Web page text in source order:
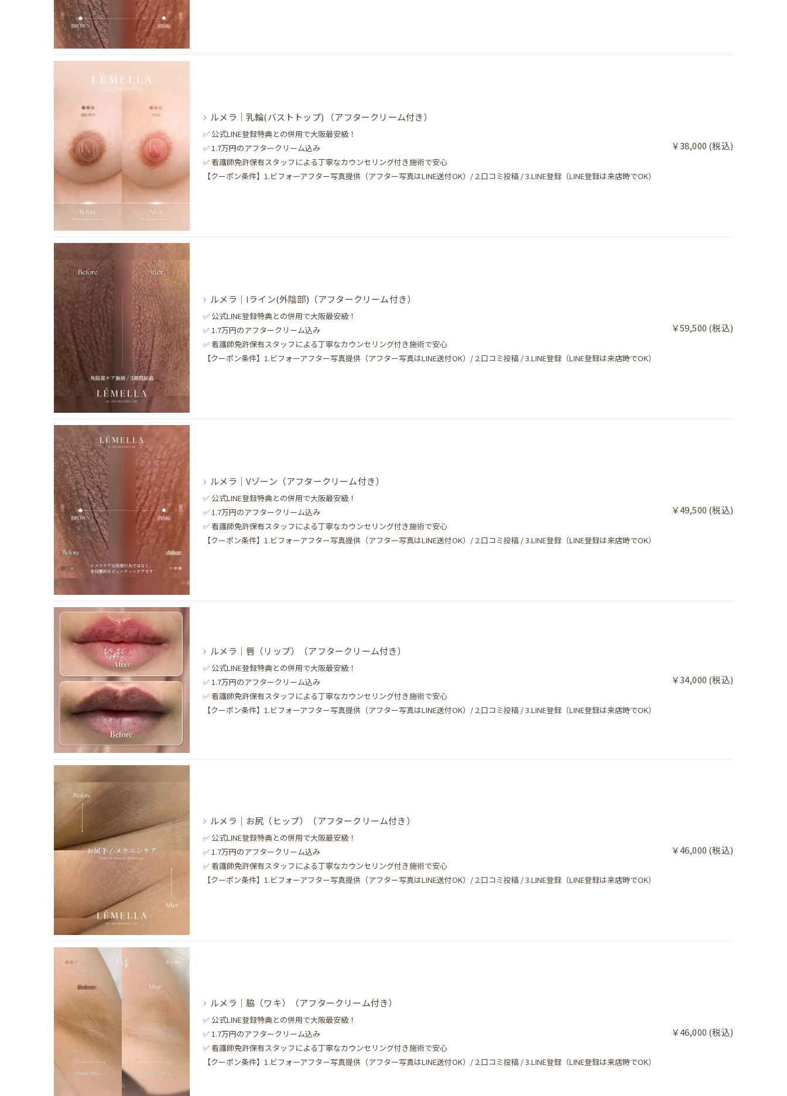
ルメラ｜乳輪(バストトップ) （アフタークリーム付き）
✅ 公式LINE登録特典との併用で大阪最安級！
✅ 1.7万円のアフタークリーム込み
✅ 看護師免許保有スタッフによる丁寧なカウンセリング付き施術で安心
【クーポン条件】1.ビフォーアフター写真提供（アフター写真はLINE送付OK）/ 2.口コミ投稿 / 3.LINE登録（LINE登録は来店時でOK）
￥38,000 (税込)
ルメラ｜Iライン(外陰部)（アフタークリーム付き）
✅ 公式LINE登録特典との併用で大阪最安級！
✅ 1.7万円のアフタークリーム込み
✅ 看護師免許保有スタッフによる丁寧なカウンセリング付き施術で安心
【クーポン条件】1.ビフォーアフター写真提供（アフター写真はLINE送付OK）/ 2.口コミ投稿 / 3.LINE登録（LINE登録は来店時でOK）
￥59,500 (税込)
ルメラ｜Vゾーン（アフタークリーム付き）
✅ 公式LINE登録特典との併用で大阪最安級！
✅ 1.7万円のアフタークリーム込み
✅ 看護師免許保有スタッフによる丁寧なカウンセリング付き施術で安心
【クーポン条件】1.ビフォーアフター写真提供（アフター写真はLINE送付OK）/ 2.口コミ投稿 / 3.LINE登録（LINE登録は来店時でOK）
￥49,500 (税込)
ルメラ｜唇（リップ）（アフタークリーム付き）
✅ 公式LINE登録特典との併用で大阪最安級！
✅ 1.7万円のアフタークリーム込み
✅ 看護師免許保有スタッフによる丁寧なカウンセリング付き施術で安心
【クーポン条件】1.ビフォーアフター写真提供（アフター写真はLINE送付OK）/ 2.口コミ投稿 / 3.LINE登録（LINE登録は来店時でOK）
￥34,000 (税込)
ルメラ｜お尻（ヒップ）（アフタークリーム付き）
✅ 公式LINE登録特典との併用で大阪最安級！
✅ 1.7万円のアフタークリーム込み
✅ 看護師免許保有スタッフによる丁寧なカウンセリング付き施術で安心
【クーポン条件】1.ビフォーアフター写真提供（アフター写真はLINE送付OK）/ 2.口コミ投稿 / 3.LINE登録（LINE登録は来店時でOK）
￥46,000 (税込)
ルメラ｜脇（ワキ）（アフタークリーム付き）
✅ 公式LINE登録特典との併用で大阪最安級！
✅ 1.7万円のアフタークリーム込み
✅ 看護師免許保有スタッフによる丁寧なカウンセリング付き施術で安心
【クーポン条件】1.ビフォーアフター写真提供（アフター写真はLINE送付OK）/ 2.口コミ投稿 / 3.LINE登録（LINE登録は来店時でOK）
￥46,000 (税込)